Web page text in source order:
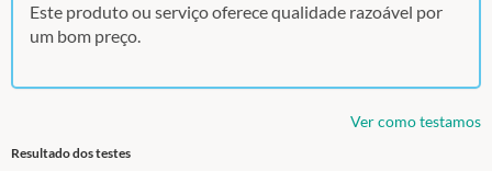
Este produto ou serviço oferece qualidade razoável por
um bom preço.
Ver como testamos
Resultado dos testes